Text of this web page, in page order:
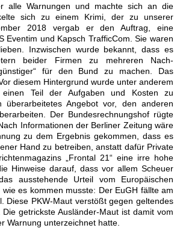
alle Warnungen und machte sich an die
sich zu einem Krimi, der zu unserer
2018 vergab er den Auftrag, eine
Eventim und Kapsch TrafficCom. Sie waren
Inzwischen wurde bekannt, dass es
beider Firmen zu mehreren Nach-
für den Bund zu machen. Das
diesem Hintergrund wurde unter anderem
einen Teil der Aufgaben und Kosten zu
Angebot vor, den anderen
Der Bundesrechnungshof rügte
Informationen der Berliner Zeitung wäre
zu dem Ergebnis gekommen, dass es
Hand zu betreiben, anstatt dafür Private
„Frontal 21“ eine irre hohe
Hinweise darauf, dass vor allem Scheuer
ausstehende Urteil vom Europäischen
es kommen musste: Der EuGH fällte am
Diese PKW-Maut verstößt gegen geltendes
getrickste Ausländer-Maut ist damit vom
Warnung unterzeichnet hatte.